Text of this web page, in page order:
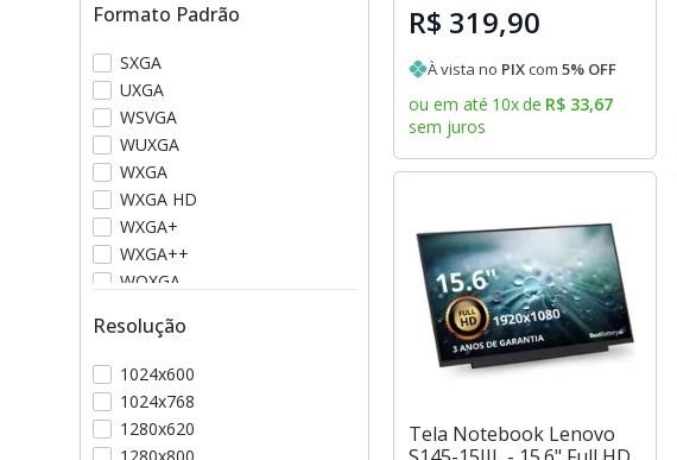
Formato Padrão
SXGA
UXGA
WSVGA
WUXGA
WXGA
WXGA HD
WXGA+
WXGA++
WQXGA
Resolução
1024x600
1024x768
1280x620
R$ 319,90
À vista no PIXcom5% OFF
ou em até 10xde R$ 33,67
sem juros
Tela Notebook Lenovo